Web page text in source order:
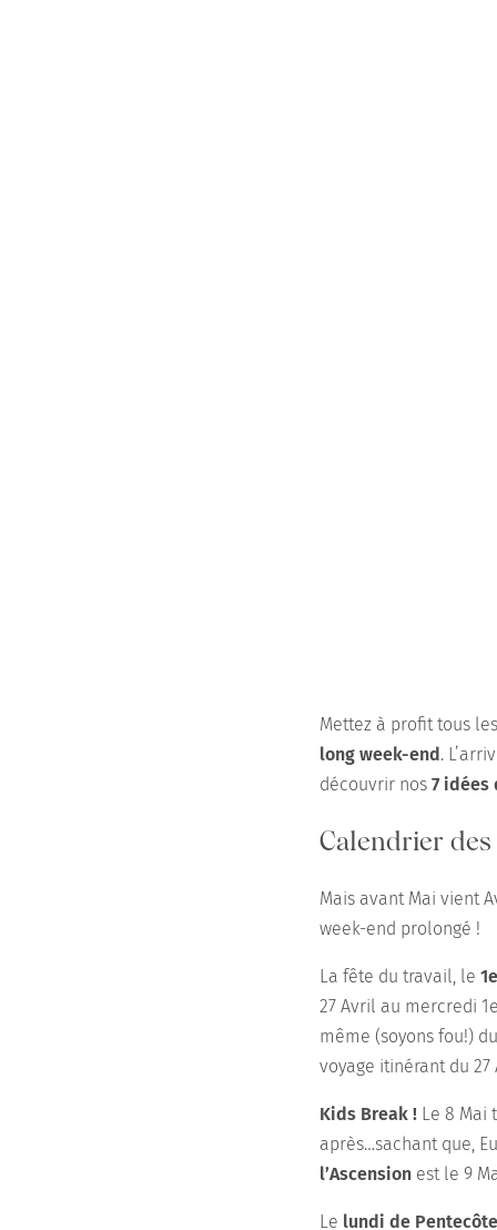
Mettez à profit tous
long week-end.
découvrir nos 7 idées
Calendrier
Mais avant Mai vient
week-end prolongé !
La fête du travail, le
27 Avril au mercredi
même (soyons fou!)
voyage itinérant du 27
Kids Break ! Le 8 Mai
après…sachant que,
l’Ascension est le 9
Le lundi de Pentecôte